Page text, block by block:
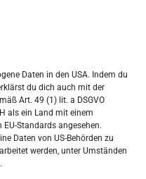
Daten in den USA. Indem du
du dich auch mit der
Art. 49 (1) lit. a DSGVO
als ein Land mit einem
Standards angesehen.
Daten von US-Behörden zu
werden, unter Umständen
F S S
1
7 8
14 15 16